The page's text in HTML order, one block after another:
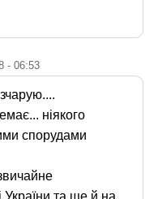
- 06:53
ніякого
спорудами